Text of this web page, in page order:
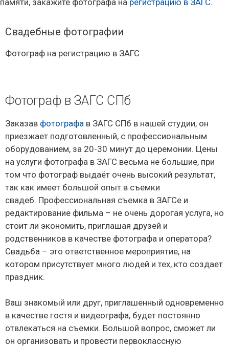
Свадебные фотографии
Фотограф на регистрацию в ЗАГС
Фотограф в ЗАГС СПб
Заказав фотографа в ЗАГС СПб в нашей студии, он
приезжает подготовленный, с профессиональным
оборудованием, за 20-30 минут до церемонии. Цены
на услуги фотографа в ЗАГС весьма не большие, при
том что фотограф выдаёт очень высокий результат,
так как имеет большой опыт в съемки
свадеб. Профессиональная съемка в ЗАГСе и
редактирование фильма – не очень дорогая услуга, но
стоит ли экономить, приглашая друзей и
родственников в качестве фотографа и оператора?
Свадьба – это ответственное мероприятие, на
котором присутствует много людей и тех, кто создает
праздник.
Ваш знакомый или друг, приглашенный одновременно
в качестве гостя и видеографа, будет постоянно
отвлекаться на съемки. Большой вопрос, сможет ли
он организовать и провести первоклассную